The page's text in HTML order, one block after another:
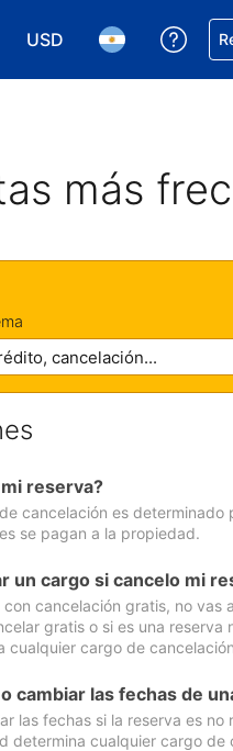
USD
Elegir la moneda. Tu
Elegir el
más
reserva?
cancelación es
se pagan a la propiedad.
un cargo si cancelo mi
con cancelación gratis, no
gratis o si es una
cualquier cargo de
cambiar las fechas de
las fechas si la reserva es
determina cualquier cargo